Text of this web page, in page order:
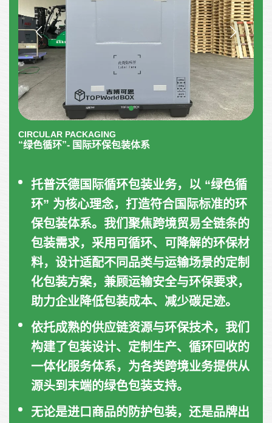
CIRCULAR PACKAGING
“绿色循环”- 国际环保包装体系
托普沃德国际循环包装业务，以 “绿色循
环” 为核心理念，打造符合国际标准的环
保包装体系。我们聚焦跨境贸易全链条的
包装需求，采用可循环、可降解的环保材
料，设计适配不同品类与运输场景的定制
化包装方案，兼顾运输安全与环保要求，
助力企业降低包装成本、减少碳足迹。
依托成熟的供应链资源与环保技术，我们
构建了包装设计、定制生产、循环回收的
一体化服务体系，为各类跨境业务提供从
源头到末端的绿色包装支持。
无论是进口商品的防护包装，还是品牌出